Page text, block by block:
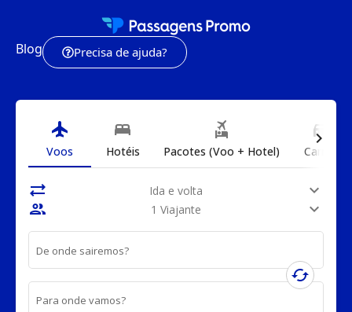
Blog Precisa de ajuda?
flight
Voos
bed
Hotéis
flights_and_hotels
Pacotes (Voo + Hotel)
directions_car
Carros
sync_alt Ida e volta
expand_more
people
1 Viajante expand_more
De onde sairemos?
cached
Para onde vamos?
chevron_right